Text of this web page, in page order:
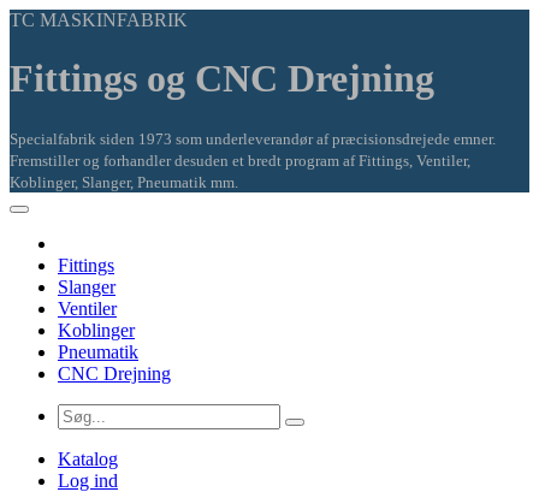
TC MASKINFABRIK
Fittings og CNC Drejning
Specialfabrik siden 1973 som underleverandør af præcisionsdrejede emner.
Fremstiller og forhandler desuden et bredt program af Fittings, Ventiler,
Koblinger, Slanger, Pneumatik mm.
Fittings
Slanger
Ventiler
Koblinger
Pneumatik
CNC Drejning
Katalog
Log ind